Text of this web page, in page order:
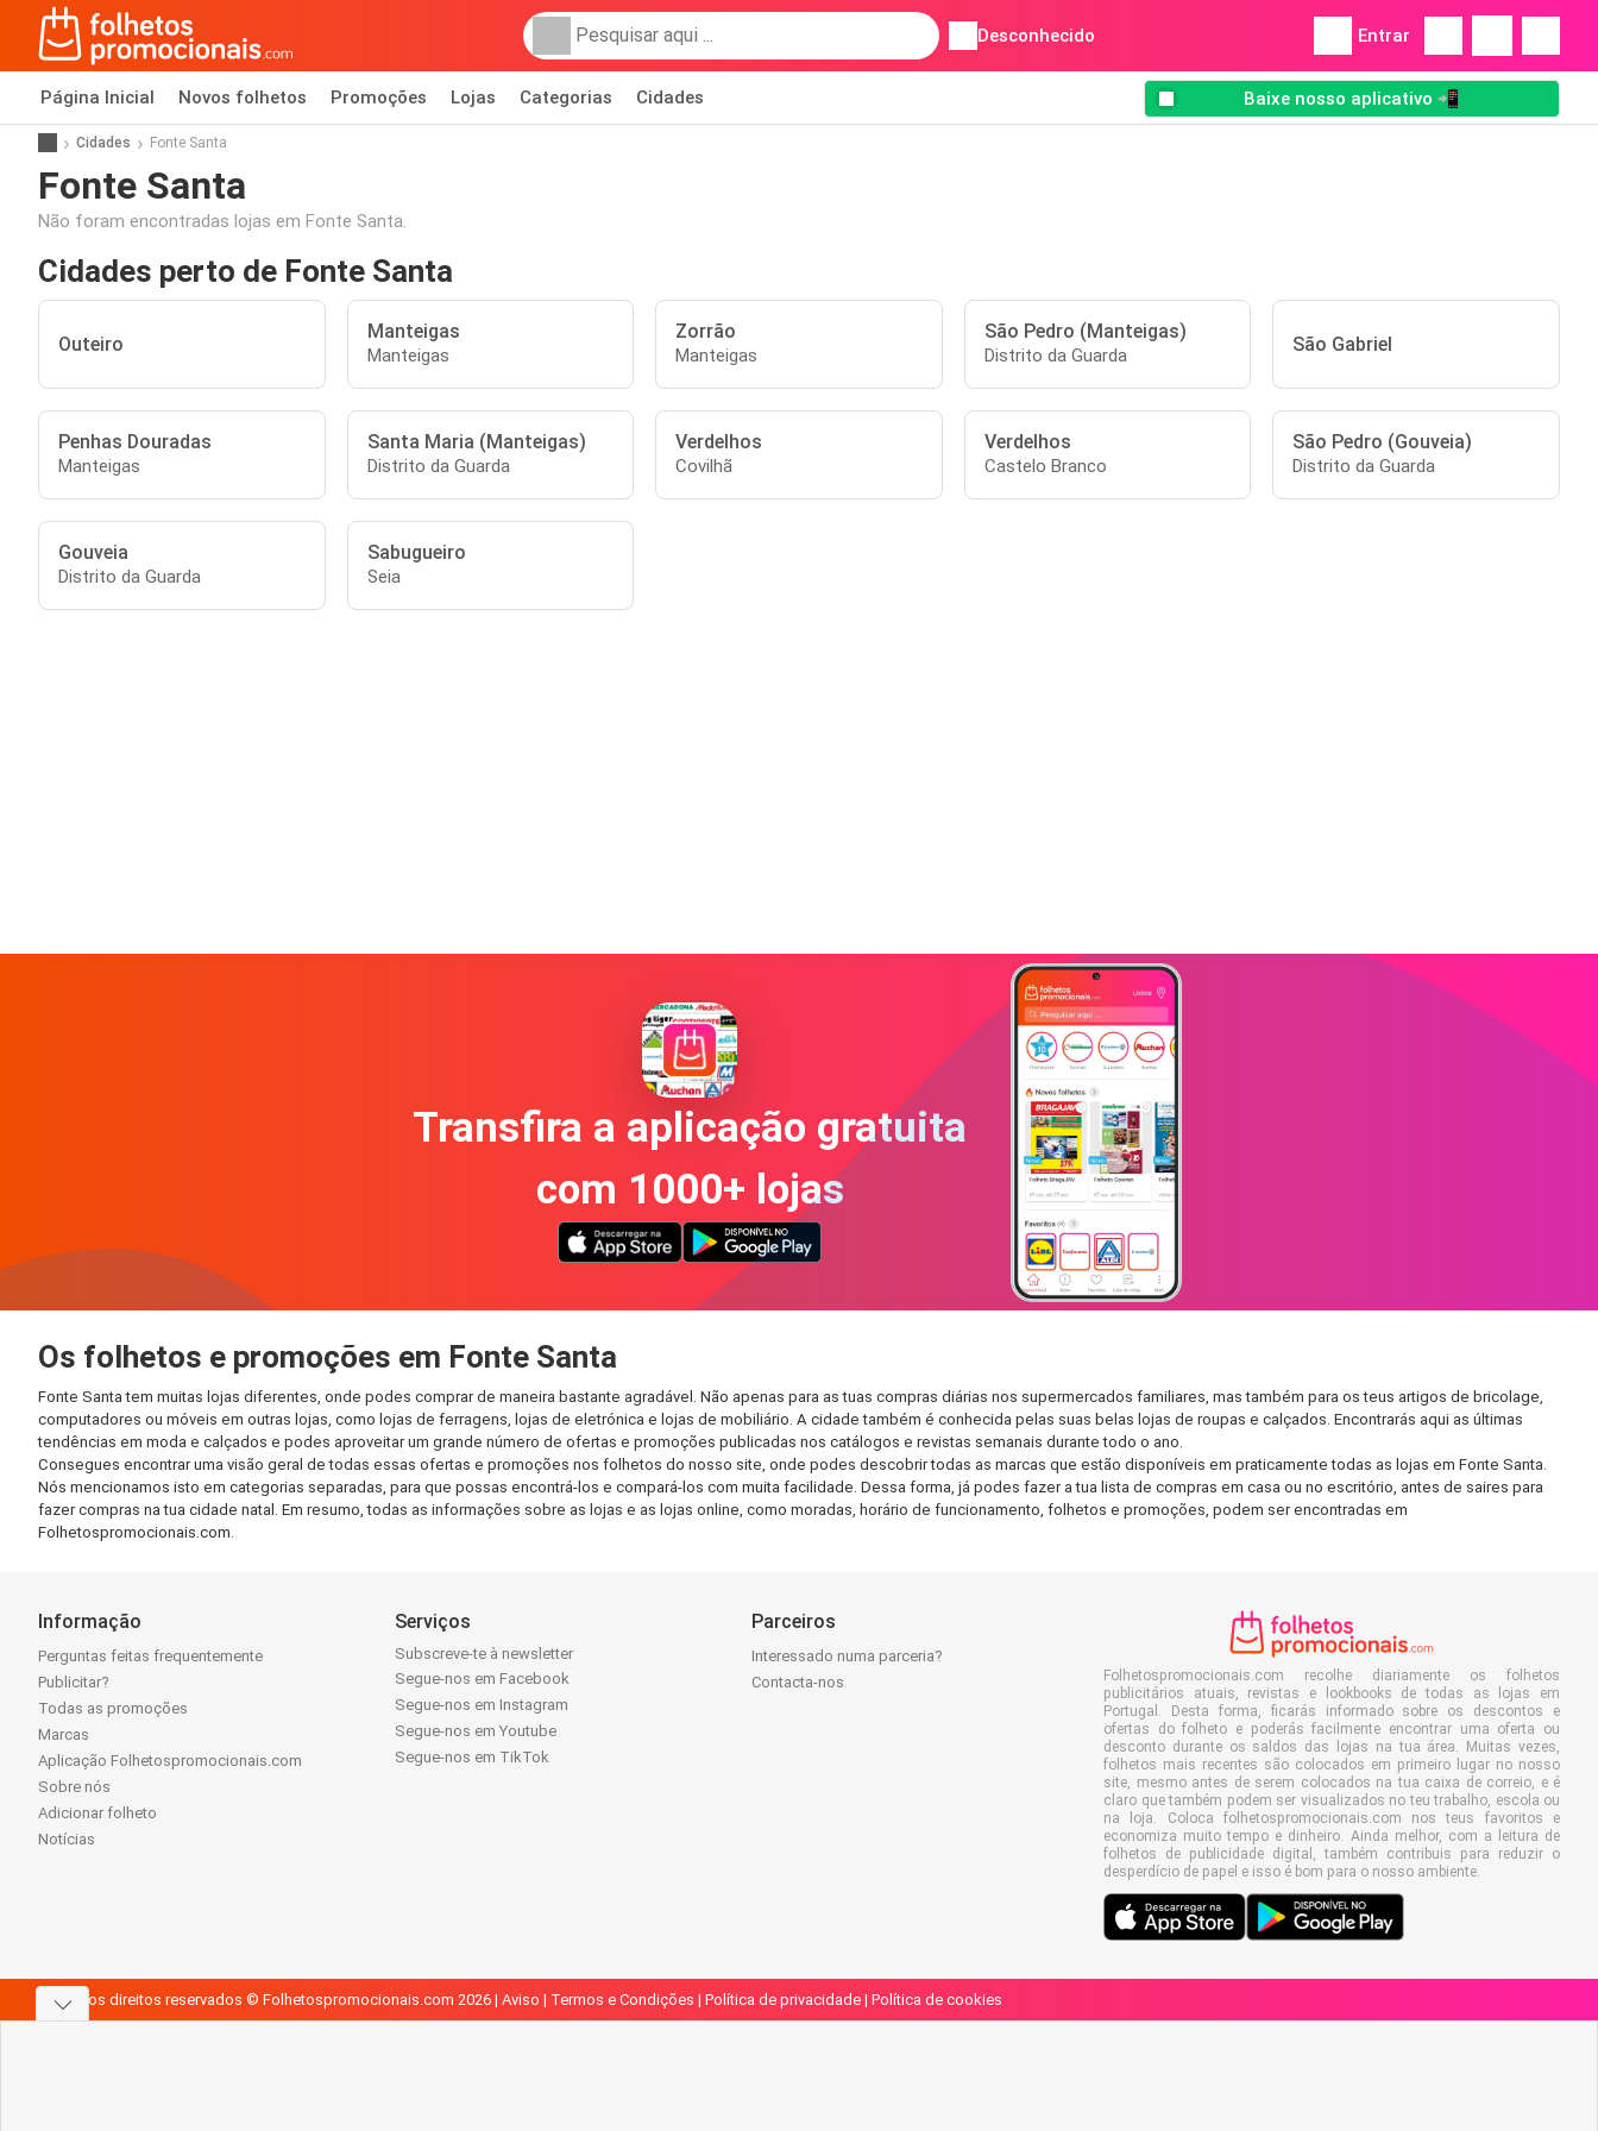
Desconhecido Entrar
Página Inicial Novos folhetos Promoções Lojas Categorias Cidades Baixe nosso aplicativo 📲
Cidades Fonte Santa
Fonte Santa
Não foram encontradas lojas em Fonte Santa.
Cidades perto de Fonte Santa
Outeiro
Manteigas
Manteigas
Zorrão
Manteigas
São Pedro (Manteigas)
Distrito da Guarda São Gabriel
Penhas Douradas
Manteigas
Santa Maria (Manteigas)
Distrito da Guarda
Verdelhos
Covilhã
Verdelhos
Castelo Branco
São Pedro (Gouveia)
Distrito da Guarda
Gouveia
Distrito da Guarda
Sabugueiro
Seia
Transfira a aplicação gratuita
com 1000+ lojas
Os folhetos e promoções em Fonte Santa
Fonte Santa tem muitas lojas diferentes, onde podes comprar de maneira bastante agradável. Não apenas para as tuas compras diárias nos supermercados familiares, mas também para os teus artigos de bricolage,
computadores ou móveis em outras lojas, como lojas de ferragens, lojas de eletrónica e lojas de mobiliário. A cidade também é conhecida pelas suas belas lojas de roupas e calçados. Encontrarás aqui as últimas
tendências em moda e calçados e podes aproveitar um grande número de ofertas e promoções publicadas nos catálogos e revistas semanais durante todo o ano.
Consegues encontrar uma visão geral de todas essas ofertas e promoções nos folhetos do nosso site, onde podes descobrir todas as marcas que estão disponíveis em praticamente todas as lojas em Fonte Santa.
Nós mencionamos isto em categorias separadas, para que possas encontrá-los e compará-los com muita facilidade. Dessa forma, já podes fazer a tua lista de compras em casa ou no escritório, antes de saires para
fazer compras na tua cidade natal. Em resumo, todas as informações sobre as lojas e as lojas online, como moradas, horário de funcionamento, folhetos e promoções, podem ser encontradas em
Folhetospromocionais.com.
Informação
Perguntas feitas frequentemente
Publicitar?
Todas as promoções
Marcas
Aplicação Folhetospromocionais.com
Sobre nós
Adicionar folheto
Notícias
Serviços
Subscreve-te à newsletter
Segue-nos em Facebook
Segue-nos em Instagram
Segue-nos em Youtube
Segue-nos em TikTok
Parceiros
Interessado numa parceria?
Contacta-nos
Folhetospromocionais.com recolhe diariamente os folhetos
publicitários atuais, revistas e lookbooks de todas as lojas em
Portugal. Desta forma, ficarás informado sobre os descontos e
ofertas do folheto e poderás facilmente encontrar uma oferta ou
desconto durante os saldos das lojas na tua área. Muitas vezes,
folhetos mais recentes são colocados em primeiro lugar no nosso
site, mesmo antes de serem colocados na tua caixa de correio, e é
claro que também podem ser visualizados no teu trabalho, escola ou
na loja. Coloca folhetospromocionais.com nos teus favoritos e
economiza muito tempo e dinheiro. Ainda melhor, com a leitura de
folhetos de publicidade digital, também contribuis para reduzir o
desperdício de papel e isso é bom para o nosso ambiente.
Todos os direitos reservados © Folhetospromocionais.com 2026 | Aviso | Termos e Condições | Política de privacidade | Política de cookies